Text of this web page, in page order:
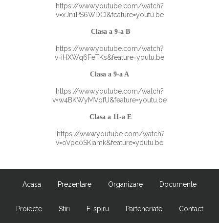
https://www.youtube.com/watch?
v=xJn1PS6WDCI&feature=youtu.be
Clasa a 9-a B
https://www.youtube.com/watch?
v=iHXWq6FeTKs&feature=youtu.be
Clasa a 9-a A
https://www.youtube.com/watch?
v=w4BKWyMVqfU&feature=youtu.be
Clasa a 11-a E
https://www.youtube.com/watch?
v=oVpc0SKiamk&feature=youtu.be
Acasa Prezentare Organizare Documente
Proiecte Stiri E-spiru Parteneriate Contact